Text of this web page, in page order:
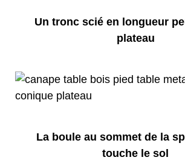
Un tronc scié en longueur
plateau
La boule au sommet de la
touche le sol